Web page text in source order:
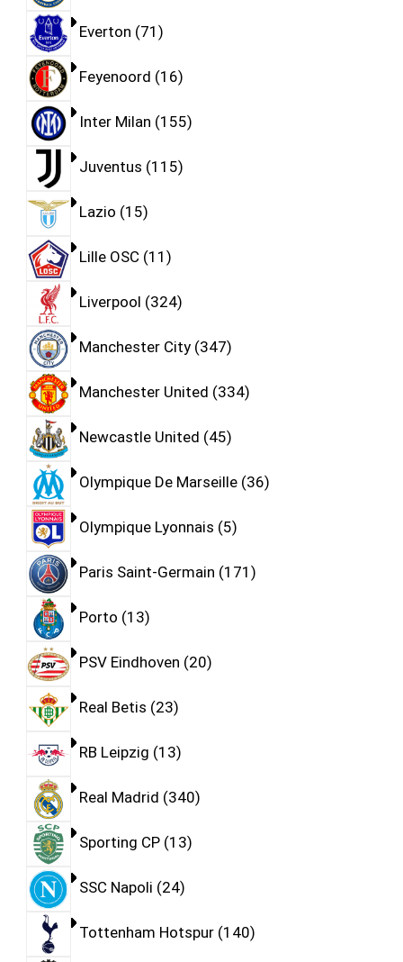
Everton 71
Feyenoord 16
Inter Milan 155
Juventus 115
Lazio 15
Lille OSC 11
Liverpool 324
Manchester City 347
Manchester United 334
Newcastle United 45
Olympique De Marseille 36
Olympique Lyonnais 5
Paris Saint-Germain 171
Porto 13
PSV Eindhoven 20
Real Betis 23
RB Leipzig 13
Real Madrid 340
Sporting CP 13
SSC Napoli 24
Tottenham Hotspur 140